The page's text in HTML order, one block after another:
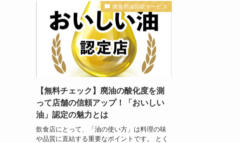
廃食用油回収サービス
【無料チェック】廃油の酸化度を測
って店舗の信頼アップ！「おいしい
油」認定の魅力とは
飲食店にとって、「油の使い方」は料理の味
や品質に直結する重要なポイントです。 とく